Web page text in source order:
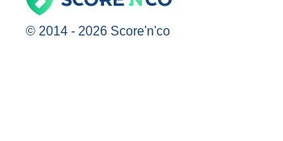
© 2014 - 2026 Score'n'co